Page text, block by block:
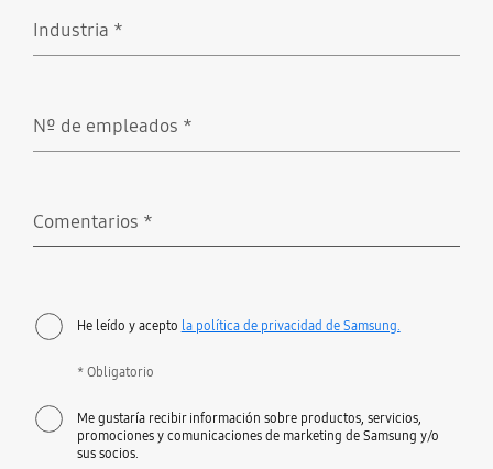
Industria *
Nº de empleados *
Comentarios *
He leído y acepto la política de privacidad de Samsung.
* Obligatorio
Me gustaría recibir información sobre productos, servicios,
promociones y comunicaciones de marketing de Samsung y/o
sus socios.